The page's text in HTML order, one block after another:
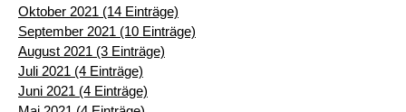
Oktober 2021 (14 Einträge)
September 2021 (10 Einträge)
August 2021 (3 Einträge)
Juli 2021 (4 Einträge)
Juni 2021 (4 Einträge)